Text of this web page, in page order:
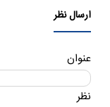
ارسال نظر
عنوان
نظر